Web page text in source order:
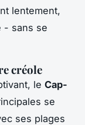
lentement,
- sans se
créole
le Cap-
se
ses plages